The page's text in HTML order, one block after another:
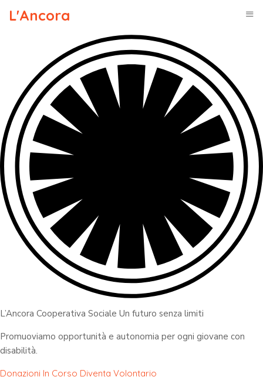
L'Ancora
L’Ancora Cooperativa Sociale Un futuro senza limiti
Promuoviamo opportunità e autonomia per ogni giovane con
disabilità.
Donazioni In Corso Diventa Volontario